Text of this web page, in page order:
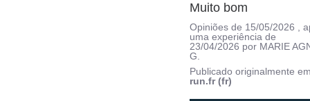
Muito bom
Opiniões de 15/05/2026 ,
uma experiência de
23/04/2026 por MARIE
G.
Publicado originalmente
run.fr (fr)